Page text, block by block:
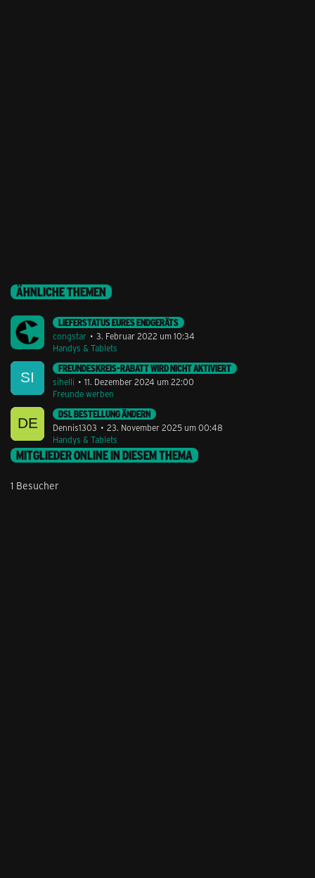
ÄHNLICHE THEMEN
LIEFERSTATUS EURES ENDGERÄTS
congstar
3. Februar 2022 um 10:34
Handys & Tablets
FREUNDESKREIS-RABATT WIRD NICHT AKTIVIERT
sihelli
11. Dezember 2024 um 22:00
Freunde werben
DSL BESTELLUNG ÄNDERN
Dennis1303
23. November 2025 um 00:48
Handys & Tablets
MITGLIEDER ONLINE IN DIESEM THEMA
1 Besucher